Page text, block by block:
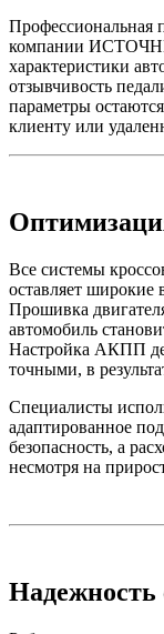
Профессиональная
компании
характеристики
отзывчивость
параметры
клиенту или
Все системы
оставляет широкие
Прошивка
автомобиль
Настройка АКПП
точными, в
Специалисты
адаптированное
безопасность, а
несмотря на
Надежность